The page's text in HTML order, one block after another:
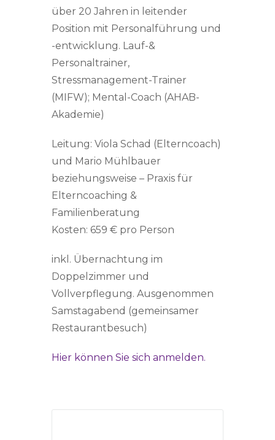
über 20 Jahren in leitender
Position mit Personalführung und
-entwicklung. Lauf-&
Personaltrainer,
Stressmanagement-Trainer
(MIFW); Mental-Coach (AHAB-
Akademie)
Leitung: Viola Schad (Elterncoach)
und Mario Mühlbauer
beziehungsweise – Praxis für
Elterncoaching &
Familienberatung
Kosten: 659 € pro Person
inkl. Übernachtung im
Doppelzimmer und
Vollverpflegung. Ausgenommen
Samstagabend (gemeinsamer
Restaurantbesuch)
Hier können Sie sich anmelden.